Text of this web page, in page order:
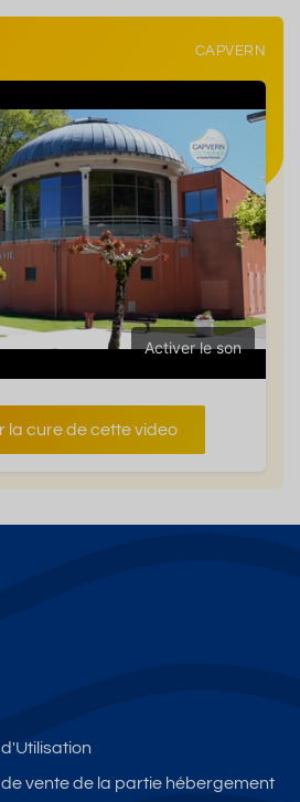
CAPVERN
Activer le son
la cure de cette video
vente de la partie hébergement